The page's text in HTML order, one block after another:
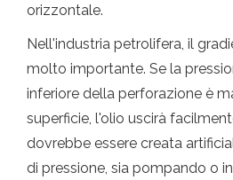
orizzontale.
Nell'industria petrolifera, il
molto importante. Se la
inferiore della perforazione è
superficie, l'olio uscirà
dovrebbe essere creata
di pressione, sia pompando o